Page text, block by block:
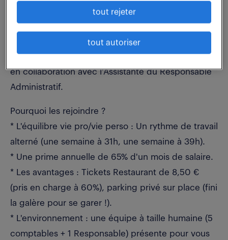
des soldes et reporting mensuel aux directeurs
d'établissements.
- Clôtures & Bilans : Analyse budgétaire,
justification des comptes et préparation des bilans
en collaboration avec l'Assistante du Responsable
Administratif.
Pourquoi les rejoindre ?
* L'équilibre vie pro/vie perso : Un rythme de travail
alterné (une semaine à 31h, une semaine à 39h).
* Une prime annuelle de 65% d'un mois de salaire.
* Les avantages : Tickets Restaurant de 8,50 €
(pris en charge à 60%), parking privé sur place (fini
la galère pour se garer !).
* L'environnement : une équipe à taille humaine (5
comptables + 1 Responsable) présente pour vous
tout rejeter
tout autoriser